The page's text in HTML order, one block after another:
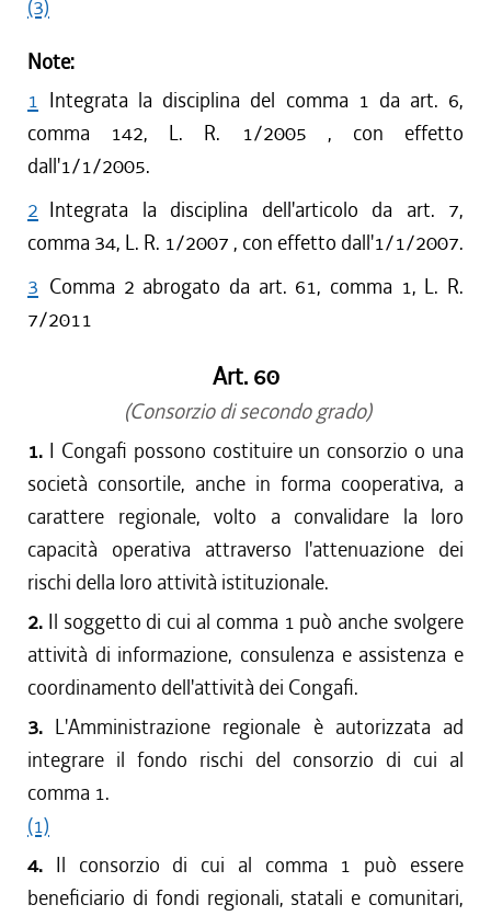
(3)
Note:
1 Integrata la disciplina del comma 1 da art. 6,
comma 142, L. R. 1/2005 , con effetto
dall'1/1/2005.
2 Integrata la disciplina dell'articolo da art. 7,
comma 34, L. R. 1/2007 , con effetto dall'1/1/2007.
3 Comma 2 abrogato da art. 61, comma 1, L. R.
7/2011
Art. 60
(Consorzio di secondo grado)
1. I Congafi possono costituire un consorzio o una
società consortile, anche in forma cooperativa, a
carattere regionale, volto a convalidare la loro
capacità operativa attraverso l'attenuazione dei
rischi della loro attività istituzionale.
2. Il soggetto di cui al comma 1 può anche svolgere
attività di informazione, consulenza e assistenza e
coordinamento dell'attività dei Congafi.
3. L'Amministrazione regionale è autorizzata ad
integrare il fondo rischi del consorzio di cui al
comma 1.
(1)
4. Il consorzio di cui al comma 1 può essere
beneficiario di fondi regionali, statali e comunitari,